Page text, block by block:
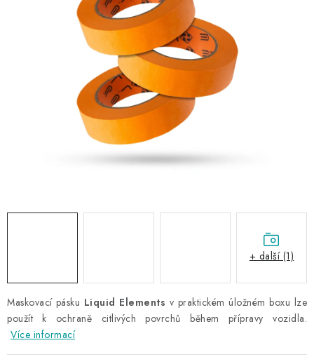
DÁRKOVÉ SADY A POUKAZY
PRODÁVANÉ ZNAČKY
Maskovací pásku Liquid Elements v praktickém úložném boxu lze
použít k ochraně citlivých povrchů během přípravy vozidla.
Více informací
+ další (1)